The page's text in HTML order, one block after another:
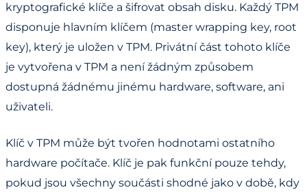
kryptografické klíče a šifrovat obsah disku. Každý TPM
disponuje hlavním klíčem (master wrapping key, root
key), který je uložen v TPM. Privátní část tohoto klíče
je vytvořena v TPM a není žádným způsobem
dostupná žádnému jinému hardware, software, ani
uživateli.
Klíč v TPM může být tvořen hodnotami ostatního
hardware počítače. Klíč je pak funkční pouze tehdy,
pokud jsou všechny součásti shodné jako v době, kdy